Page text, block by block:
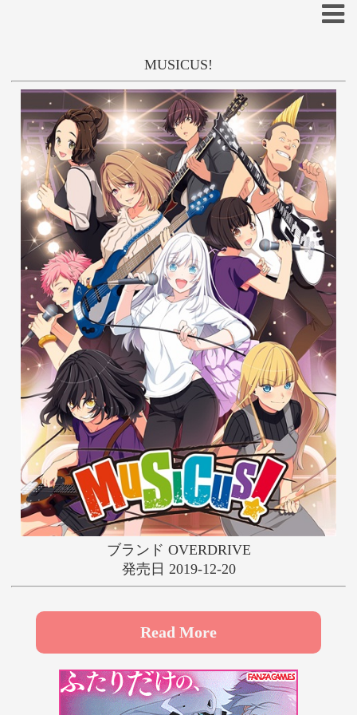
あ い う え お
か き く け こ
さ し す せ そ
た ち つ て と
な に ぬ ね
は ひ ふ へ
ま み む め も
や ゆ
ら り る れ ろ
わ
MUSICUS!
ブランド OVERDRIVE
発売日 2019-12-20
Read More
学生 すめらぎ琥珀